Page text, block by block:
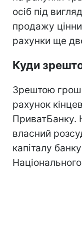
осіб під
продажу
рахунки ще
Куди
Зрештою
рахунок
ПриватБанку.
власний
капіталу